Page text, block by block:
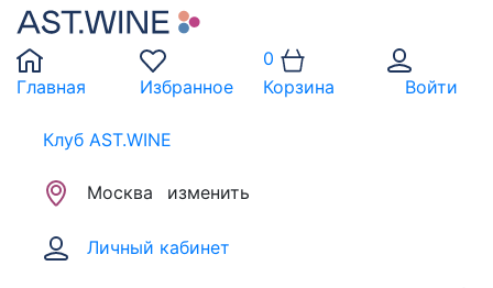
Главная Избранное
0
Корзина
Войти
Клуб AST.WINE
Москва изменить
Личный кабинет